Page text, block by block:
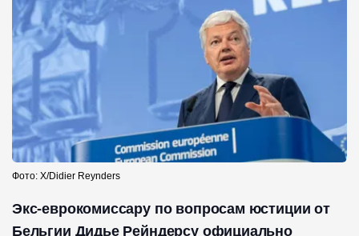
Фото: Х/Didier Reynders
Экс-еврокомиссару по вопросам юстиции от
Бельгии Дидье Рейндерсу официально